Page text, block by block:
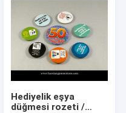
Hediyelik eşya
düğmesi rozeti /